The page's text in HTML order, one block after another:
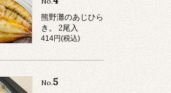
熊野灘のあじひら
き。 2尾入
414円(税込)
No.5